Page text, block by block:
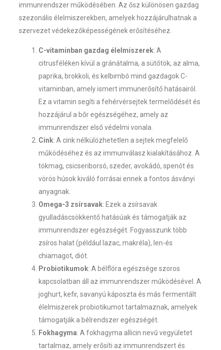
immunrendszer működésében. Az ősz különösen gazdag
szezonális élelmiszerekben, amelyek hozzájárulhatnak a
szervezet védekezőképességének erősítéséhez.
C-vitaminban gazdag élelmiszerek: A
citrusféléken kívül a gránátalma, a sütőtök, az alma,
paprika, brokkoli, és kelbimbó mind gazdagok C-
vitaminban, amely ismert immunerősítő hatásairól.
Ez a vitamin segíti a fehérvérsejtek termelődését és
hozzájárul a bőr egészségéhez, amely az
immunrendszer első védelmi vonala.
Cink: A cink nélkülözhetetlen a sejtek megfelelő
működéséhez és az immunválasz kialakításához. A
tökmag, csicseriborsó, szeder, avokádó, spenót és
vörös húsok kiváló forrásai ennek a fontos ásványi
anyagnak.
Omega-3 zsírsavak: Ezek a zsírsavak
gyulladáscsökkentő hatásúak és támogatják az
immunrendszer egészségét. Fogyasszunk több
zsíros halat (például lazac, makréla), len-és
chiamagot, diót.
Probiotikumok: A bélflóra egészsége szoros
kapcsolatban áll az immunrendszer működésével. A
joghurt, kefir, savanyú káposzta és más fermentált
élelmiszerek probiotikumot tartalmaznak, amelyek
támogatják a bélrendszer egészségét.
Fokhagyma: A fokhagyma allicin nevű vegyületet
tartalmaz, amely erősíti az immunrendszert és